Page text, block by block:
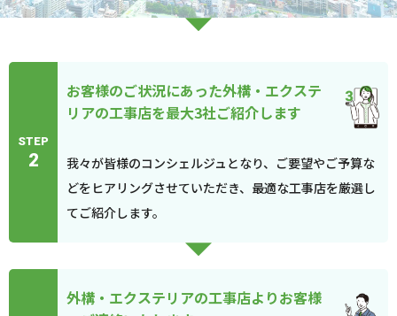
STEP
2
お客様のご状況にあった外構・エクステ
リアの工事店を最大3社ご紹介します
我々が皆様のコンシェルジュとなり、ご要望やご予算な
どをヒアリングさせていただき、最適な工事店を厳選し
てご紹介します。
外構・エクステリアの工事店よりお客様